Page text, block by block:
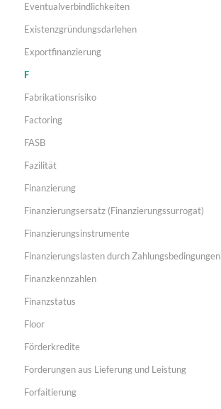
Eventualverbindlichkeiten
Existenzgründungsdarlehen
Exportfinanzierung
F
Fabrikationsrisiko
Factoring
FASB
Fazilität
Finanzierung
Finanzierungsersatz (Finanzierungssurrogat)
Finanzierungsinstrumente
Finanzierungslasten durch Zahlungsbedingungen
Finanzkennzahlen
Finanzstatus
Floor
Förderkredite
Forderungen aus Lieferung und Leistung
Forfaitierung